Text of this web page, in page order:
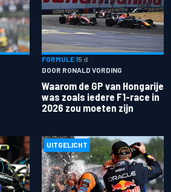
FORMULE 15 d
DOOR RONALD VORDING
Waarom de GP van Hongarije
was zoals iedere F1-race in
2026 zou moeten zijn
UITGELICHT